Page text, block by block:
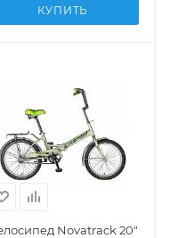
КУПИТЬ
Novatrack 20"